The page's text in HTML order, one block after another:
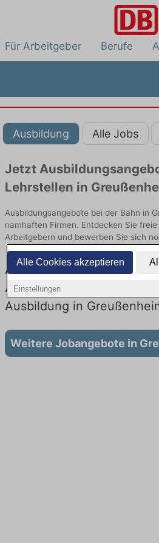
Alle Cookies akzeptieren
Einstellungen
Für Arbeitgeber Berufe
Ausbildung Alle Jobs
Jetzt
Lehrstellen in
Ausbildungsangebote bei der Bahn in
namhaften Firmen. Entdecken Sie
Arbeitgebern und bewerben Sie sich
Ausbildung in
Aktuell gibt es keine
Ausbildung in
Weitere Jobangebote in